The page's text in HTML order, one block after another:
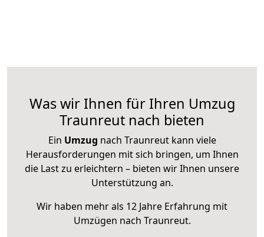
Was wir Ihnen für Ihren Umzug
Traunreut nach bieten
Ein Umzug nach Traunreut kann viele
Herausforderungen mit sich bringen, um Ihnen
die Last zu erleichtern – bieten wir Ihnen unsere
Unterstützung an.
Wir haben mehr als 12 Jahre Erfahrung mit
Umzügen nach Traunreut.